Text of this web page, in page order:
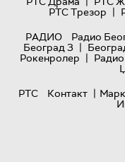
РТС Трезор |
РАДИО
Радио
Београд 3 |
Рокенролер |
РТС
Контакт |